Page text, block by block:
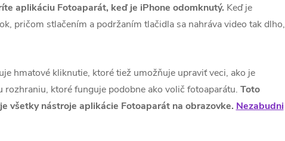
aplikáciu Fotoaparát, keď je iPhone odomknutý. Keď je
pričom stlačením a podržaním tlačidla sa nahráva video tak dlho,
hmatové kliknutie, ktoré tiež umožňuje upraviť veci, ako je
ktoré funguje podobne ako volič fotoaparátu. Toto
všetky nástroje aplikácie Fotoaparát na obrazovke. Nezabudni